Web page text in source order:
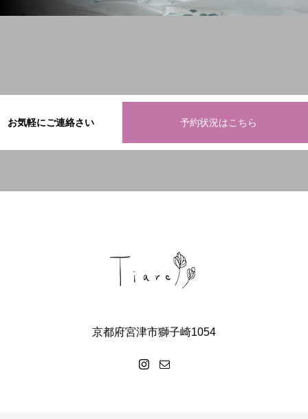
お気軽にご連絡さい 予約状況はこちら
京都府宮津市獅子崎1054